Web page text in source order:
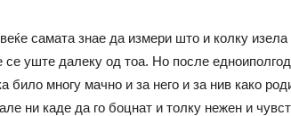
самата знае да измери што и колку
се уште далеку од тоа. Но после
било многу мачно и за него и за нив како
ни каде да го боцнат и толку нежен и